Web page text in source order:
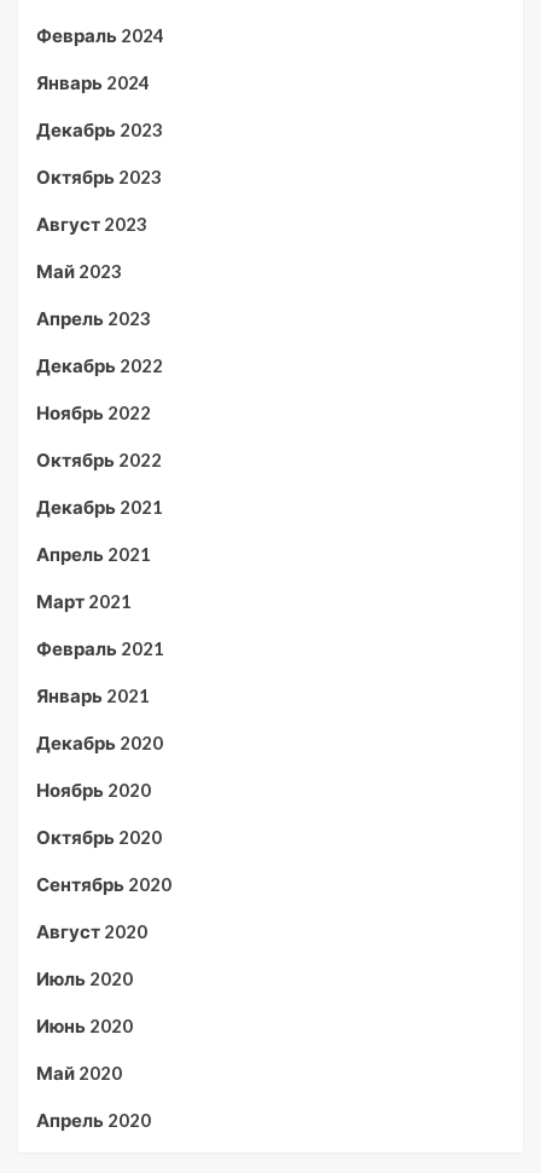
Февраль 2024
Январь 2024
Декабрь 2023
Октябрь 2023
Август 2023
Май 2023
Апрель 2023
Декабрь 2022
Ноябрь 2022
Октябрь 2022
Декабрь 2021
Апрель 2021
Март 2021
Февраль 2021
Январь 2021
Декабрь 2020
Ноябрь 2020
Октябрь 2020
Сентябрь 2020
Август 2020
Июль 2020
Июнь 2020
Май 2020
Апрель 2020